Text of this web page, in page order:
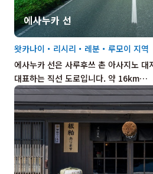
에사누카 선
에사누카 선은 사루후쓰 촌 아사지노 대
대표하는 직선 도로입니다. 약 16km…
왓카나이・리시리・레분・루모이 지역